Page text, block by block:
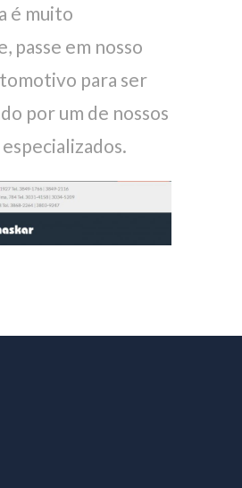
é muito
passe em nosso
para ser
por um de nossos